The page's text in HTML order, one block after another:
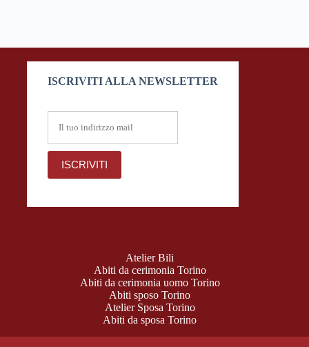
ISCRIVITI ALLA NEWSLETTER
Atelier Bili
Abiti da cerimonia Torino
Abiti da cerimonia uomo Torino
Abiti sposo Torino
Atelier Sposa Torino
Abiti da sposa Torino